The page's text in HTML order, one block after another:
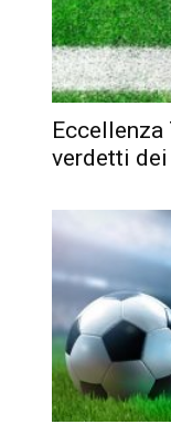
verdetti